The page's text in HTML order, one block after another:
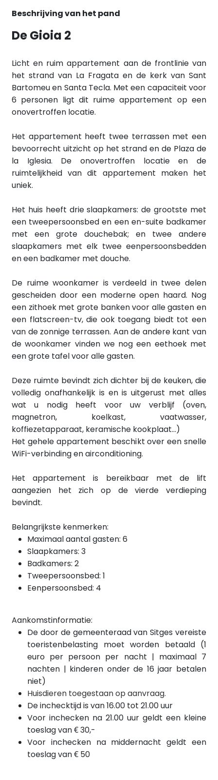
Beschrijving van het pand
De Gioia 2
Licht en ruim appartement aan de frontlinie van
het strand van La Fragata en de kerk van Sant
Bartomeu en Santa Tecla. Met een capaciteit voor
6 personen ligt dit ruime appartement op een
onovertroffen locatie.
Het appartement heeft twee terrassen met een
bevoorrecht uitzicht op het strand en de Plaza de
la Iglesia. De onovertroffen locatie en de
ruimtelijkheid van dit appartement maken het
uniek.
Het huis heeft drie slaapkamers: de grootste met
een tweepersoonsbed en een en-suite badkamer
met een grote douchebak; en twee andere
slaapkamers met elk twee eenpersoonsbedden
en een badkamer met douche.
De ruime woonkamer is verdeeld in twee delen
gescheiden door een moderne open haard. Nog
een zithoek met grote banken voor alle gasten en
een flatscreen-tv, die ook toegang biedt tot een
van de zonnige terrassen. Aan de andere kant van
de woonkamer vinden we nog een eethoek met
een grote tafel voor alle gasten.
Deze ruimte bevindt zich dichter bij de keuken, die
volledig onafhankelijk is en is uitgerust met alles
wat u nodig heeft voor uw verblijf (oven,
magnetron, koelkast, vaatwasser,
koffiezetapparaat, keramische kookplaat...)
Het gehele appartement beschikt over een snelle
WiFi-verbinding en airconditioning.
Het appartement is bereikbaar met de lift
aangezien het zich op de vierde verdieping
bevindt.
Belangrijkste kenmerken:
Maximaal aantal gasten: 6
Slaapkamers: 3
Badkamers: 2
Tweepersoonsbed: 1
Eenpersoonsbed: 4
Aankomstinformatie:
De door de gemeenteraad van Sitges vereiste
toeristenbelasting moet worden betaald (1
euro per persoon per nacht | maximaal 7
nachten | kinderen onder de 16 jaar betalen
niet)
Huisdieren toegestaan op aanvraag.
De inchecktijd is van 16.00 tot 21.00 uur
Voor inchecken na 21.00 uur geldt een kleine
toeslag van € 30,-
Voor inchecken na middernacht geldt een
toeslag van € 50